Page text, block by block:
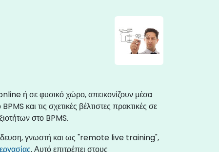
ή σε φυσικό χώρο, απεικονίζουν μέσα
και τις σχετικές βέλτιστες πρακτικές σε
στο BPMS.​
γνωστή και ως "remote live training",
. Αυτό επιτρέπει στους